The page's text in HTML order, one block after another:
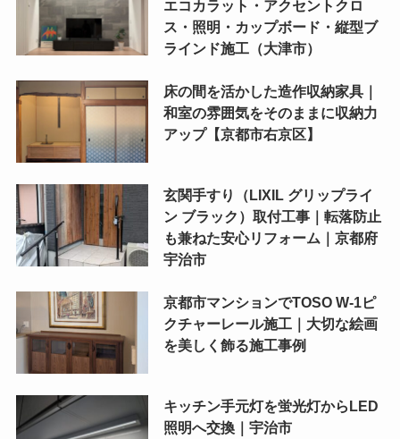
エコカラット・アクセントクロ
ス・照明・カップボード・縦型ブ
ラインド施工（大津市）
床の間を活かした造作収納家具｜
和室の雰囲気をそのままに収納力
アップ【京都市右京区】
玄関手すり（LIXIL グリップライ
ン ブラック）取付工事｜転落防止
も兼ねた安心リフォーム｜京都府
宇治市
京都市マンションでTOSO W-1ピ
クチャーレール施工｜大切な絵画
を美しく飾る施工事例
キッチン手元灯を蛍光灯からLED
照明へ交換｜宇治市